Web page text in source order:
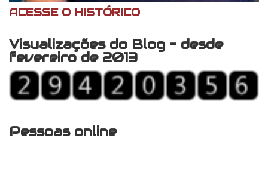
ACESSE O HISTÓRICO
Visualizações do Blog - desde
fevereiro de 2013
Pessoas online